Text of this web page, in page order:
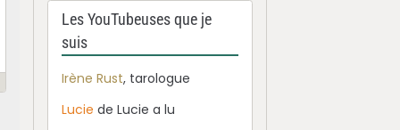
Les YouTubeuses que je
suis
Irène Rust, tarologue
Luciede Lucie a lu